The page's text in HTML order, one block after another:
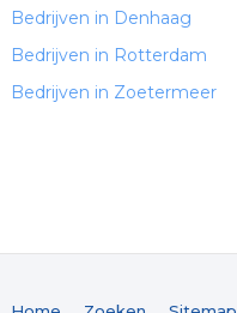
Bedrijven in Denhaag
Bedrijven in Rotterdam
Bedrijven in Zoetermeer